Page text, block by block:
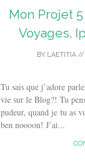
Mon Projet
Voyages,
BY LAETITIA//
Tu sais que j’adore
vie sur le Blog?! Tu
pudeur, quand je tu as
ben noooon! J’ai...